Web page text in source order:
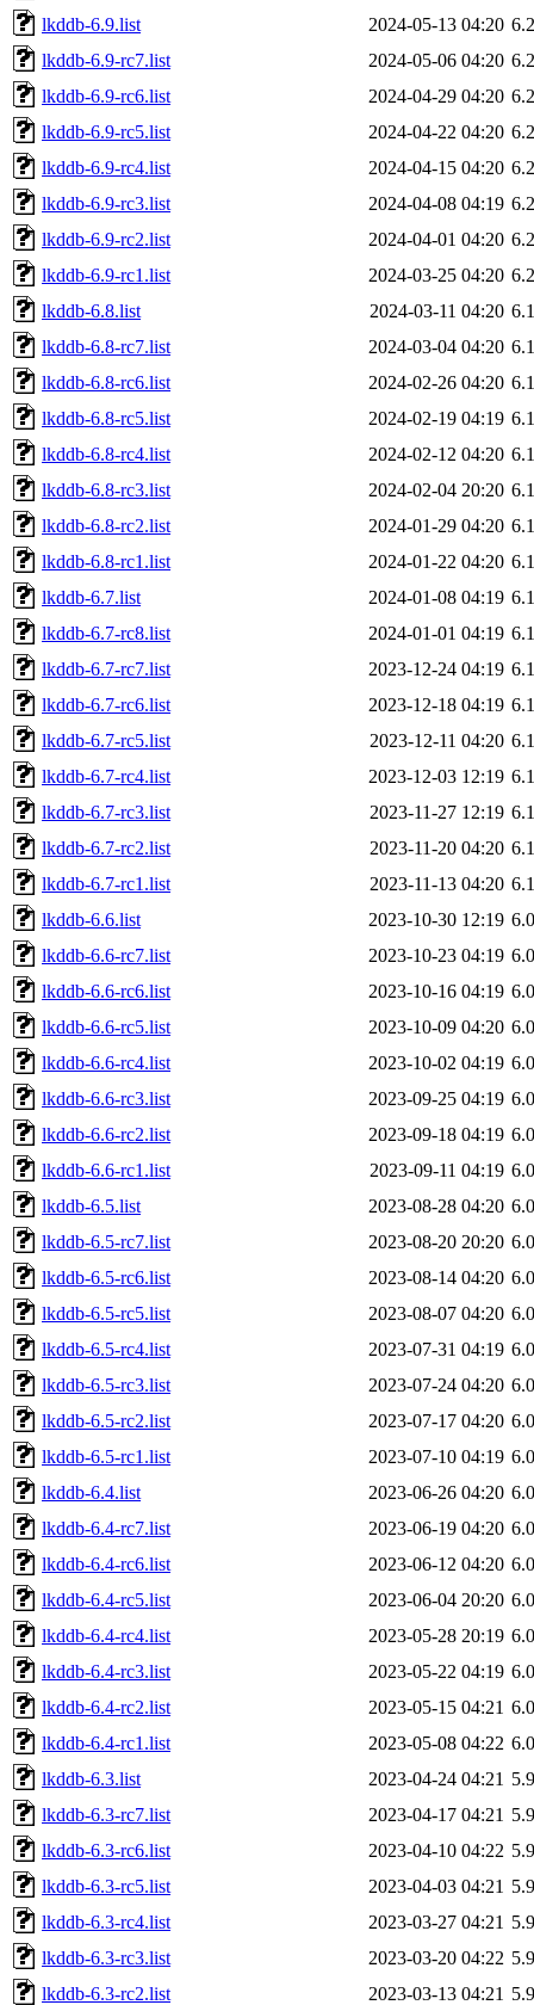
lkddb-6.9.list
2024-05-13 04:20
lkddb-6.9-rc7.list
2024-05-06 04:20
lkddb-6.9-rc6.list
2024-04-29 04:20
lkddb-6.9-rc5.list
2024-04-22 04:20
lkddb-6.9-rc4.list
2024-04-15 04:20
lkddb-6.9-rc3.list
2024-04-08 04:19
lkddb-6.9-rc2.list
2024-04-01 04:20
lkddb-6.9-rc1.list
2024-03-25 04:20
lkddb-6.8.list
2024-03-11 04:20
lkddb-6.8-rc7.list
2024-03-04 04:20
lkddb-6.8-rc6.list
2024-02-26 04:20
lkddb-6.8-rc5.list
2024-02-19 04:19
lkddb-6.8-rc4.list
2024-02-12 04:20
lkddb-6.8-rc3.list
2024-02-04 20:20
lkddb-6.8-rc2.list
2024-01-29 04:20
lkddb-6.8-rc1.list
2024-01-22 04:20
lkddb-6.7.list
2024-01-08 04:19
lkddb-6.7-rc8.list
2024-01-01 04:19
lkddb-6.7-rc7.list
2023-12-24 04:19
lkddb-6.7-rc6.list
2023-12-18 04:19
lkddb-6.7-rc5.list
2023-12-11 04:20
lkddb-6.7-rc4.list
2023-12-03 12:19
lkddb-6.7-rc3.list
2023-11-27 12:19
lkddb-6.7-rc2.list
2023-11-20 04:20
lkddb-6.7-rc1.list
2023-11-13 04:20
lkddb-6.6.list
2023-10-30 12:19
lkddb-6.6-rc7.list
2023-10-23 04:19
lkddb-6.6-rc6.list
2023-10-16 04:19
lkddb-6.6-rc5.list
2023-10-09 04:20
lkddb-6.6-rc4.list
2023-10-02 04:19
lkddb-6.6-rc3.list
2023-09-25 04:19
lkddb-6.6-rc2.list
2023-09-18 04:19
lkddb-6.6-rc1.list
2023-09-11 04:19
lkddb-6.5.list
2023-08-28 04:20
lkddb-6.5-rc7.list
2023-08-20 20:20
lkddb-6.5-rc6.list
2023-08-14 04:20
lkddb-6.5-rc5.list
2023-08-07 04:20
lkddb-6.5-rc4.list
2023-07-31 04:19
lkddb-6.5-rc3.list
2023-07-24 04:20
lkddb-6.5-rc2.list
2023-07-17 04:20
lkddb-6.5-rc1.list
2023-07-10 04:19
lkddb-6.4.list
2023-06-26 04:20
lkddb-6.4-rc7.list
2023-06-19 04:20
lkddb-6.4-rc6.list
2023-06-12 04:20
lkddb-6.4-rc5.list
2023-06-04 20:20
lkddb-6.4-rc4.list
2023-05-28 20:19
lkddb-6.4-rc3.list
2023-05-22 04:19
lkddb-6.4-rc2.list
2023-05-15 04:21
lkddb-6.4-rc1.list
2023-05-08 04:22
lkddb-6.3.list
2023-04-24 04:21
lkddb-6.3-rc7.list
2023-04-17 04:21
lkddb-6.3-rc6.list
2023-04-10 04:22
lkddb-6.3-rc5.list
2023-04-03 04:21
lkddb-6.3-rc4.list
2023-03-27 04:21
lkddb-6.3-rc3.list
2023-03-20 04:22
lkddb-6.3-rc2.list
2023-03-13 04:21